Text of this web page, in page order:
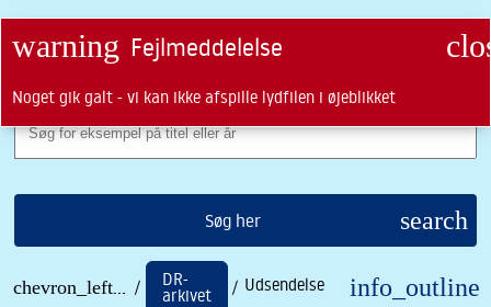
warning Fejlmeddelelse
Noget gik galt - vi kan ikke afspille lydfilen i øjeblikket
ROYAL DANISH LIBRARY LOGO
Søg her search
chevron_left ... / DR-
arkivet / Søgning
/ Udsendelse info_outline